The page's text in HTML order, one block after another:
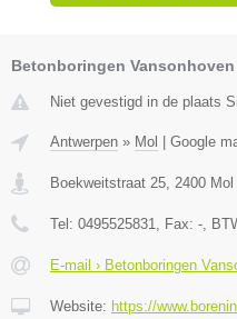
Betonboringen Vansonhoven
Niet gevestigd in de plaats
Antwerpen » Mol Google
Boekweitstraat 25 2400 Mol
Tel: 0495525831 , Fax: - ,
E-mail › Betonboringen
Website: https://